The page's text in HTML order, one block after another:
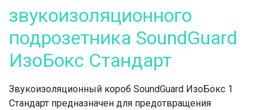
звукоизоляционного
подрозетника SoundGuard
ИзоБокс Стандарт
​Звукоизоляционный короб SoundGuard ИзоБокс 1
Стандарт предназначен для предотвращения